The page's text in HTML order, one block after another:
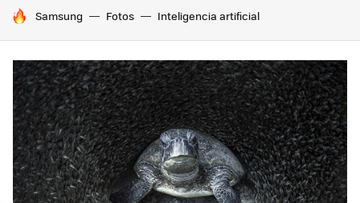
HOY SE HABLA DE
Samsung Fotos Inteligencia artificial